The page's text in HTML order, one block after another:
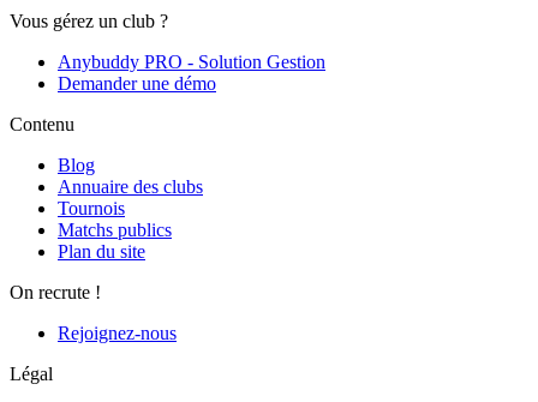
Vous gérez un club ?
Anybuddy PRO - Solution Gestion
Demander une démo
Contenu
Blog
Annuaire des clubs
Tournois
Matchs publics
Plan du site
On recrute !
Rejoignez-nous
Légal